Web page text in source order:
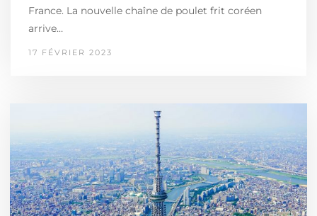
France. La nouvelle chaîne de poulet frit coréen
arrive…
17 FÉVRIER 2023